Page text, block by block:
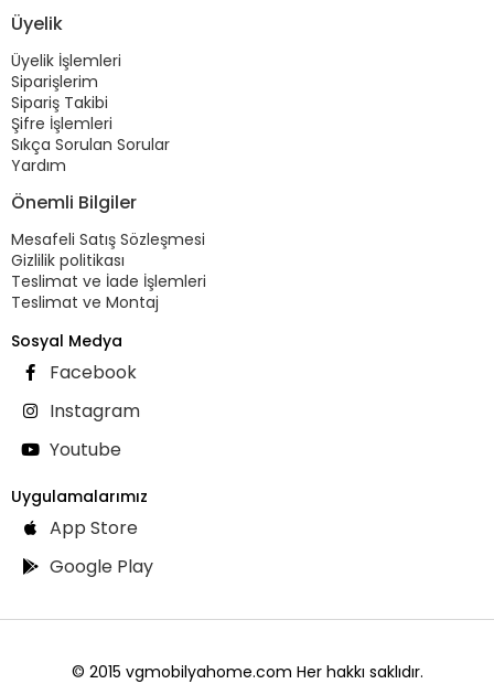
Üyelik
Üyelik İşlemleri
Siparişlerim
Sipariş Takibi
Şifre İşlemleri
Sıkça Sorulan Sorular
Yardım
Önemli Bilgiler
Mesafeli Satış Sözleşmesi
Gizlilik politikası
Teslimat ve İade İşlemleri
Teslimat ve Montaj
Sosyal Medya
Facebook
Instagram
Youtube
Uygulamalarımız
App Store
Google Play
© 2015 vgmobilyahome.com Her hakkı saklıdır.